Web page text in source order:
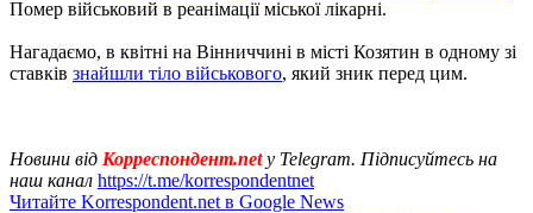
Помер військовий в реанімації міської лікарні.
Нагадаємо, в квітні на Вінниччині в місті Козятин в одному зі
ставків знайшли тіло військового, який зник перед цим.
Новини від Корреспондент.net у Telegram. Підписуйтесь на
наш канал https://t.me/korrespondentnet
Читайте Korrespondent.net в Google News